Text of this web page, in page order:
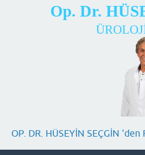
Op. Dr.
OP. DR. HÜSEYİN SEÇGİN